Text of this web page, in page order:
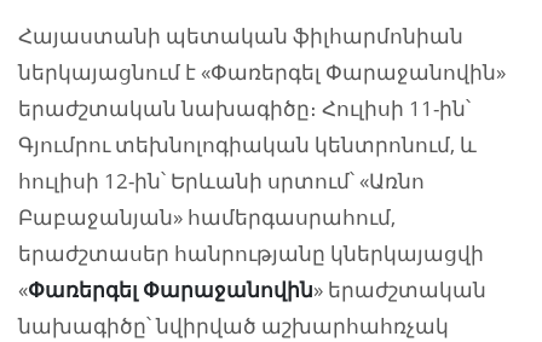
Հայաստանի պետական ֆիլհարմոնիան
ներկայացնում է «Փառերգել Փարաջանովին»
երաժշտական նախագիծը։ Հուլիսի 11-ին՝
Գյումրու տեխնոլոգիական կենտրոնում, և
հուլիսի 12-ին՝ Երևանի սրտում՝ «Առնո
Բաբաջանյան» համերգասրահում,
երաժշտասեր հանրությանը կներկայացվի
«Փառերգել Փարաջանովին» երաժշտական
նախագիծը՝ նվիրված աշխարհահռչակ